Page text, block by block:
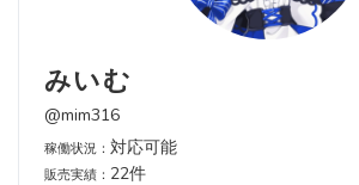
みいむ
@mim316
稼働状況： 対応可能
販売実績： 22件